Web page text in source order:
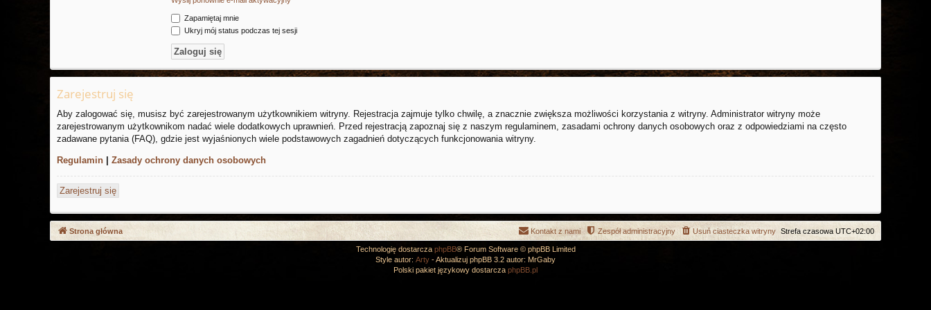
Zapamiętaj mnie
Ukryj mój status podczas tej sesji
Zarejestruj się
Aby zalogować się, musisz być zarejestrowanym użytkownikiem witryny. Rejestracja zajmuje tylko chwilę, a znacznie zwiększa możliwości korzystania z witryny. Administrator witryny może
zarejestrowanym użytkownikom nadać wiele dodatkowych uprawnień. Przed rejestracją zapoznaj się z naszym regulaminem, zasadami ochrony danych osobowych oraz z odpowiedziami na często
zadawane pytania (FAQ), gdzie jest wyjaśnionych wiele podstawowych zagadnień dotyczących funkcjonowania witryny.
Regulamin | Zasady ochrony danych osobowych
Zarejestruj się
Strona główna Strefa czasowa UTC+02:00
Usuń ciasteczka witryny
Zespół administracyjny
Kontakt z nami
Technologię dostarcza phpBB® Forum Software © phpBB Limited
Style autor: Arty - Aktualizuj phpBB 3.2 autor: MrGaby
Polski pakiet językowy dostarcza phpBB.pl